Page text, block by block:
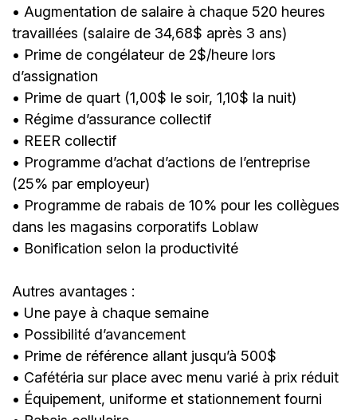
• Augmentation de salaire à chaque 520 heures
travaillées (salaire de 34,68$ après 3 ans)
• Prime de congélateur de 2$/heure lors
d’assignation
• Prime de quart (1,00$ le soir, 1,10$ la nuit)
• Régime d’assurance collectif
• REER collectif
• Programme d’achat d’actions de l’entreprise
(25% par employeur)
• Programme de rabais de 10% pour les collègues
dans les magasins corporatifs Loblaw
• Bonification selon la productivité
Autres avantages :
• Une paye à chaque semaine
• Possibilité d’avancement
• Prime de référence allant jusqu’à 500$
• Cafétéria sur place avec menu varié à prix réduit
• Équipement, uniforme et stationnement fourni